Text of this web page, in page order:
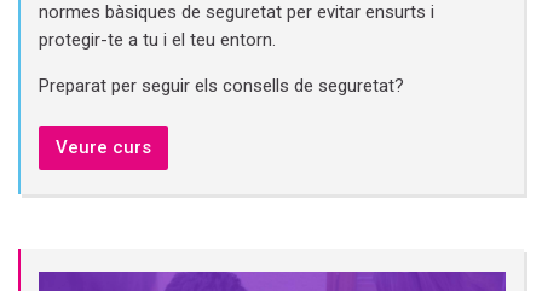
normes bàsiques de seguretat per evitar ensurts i
protegir-te a tu i el teu entorn.
Preparat per seguir els consells de seguretat?
Veure curs